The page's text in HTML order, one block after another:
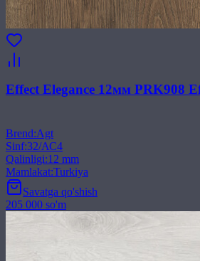
Effect Elegance 12мм PRK908
Brend:Agt
Sinf:32/АС4
Qalinligi:12 mm
Mamlakat:Turkiya
Savatga qo'shish
205 000 so'm